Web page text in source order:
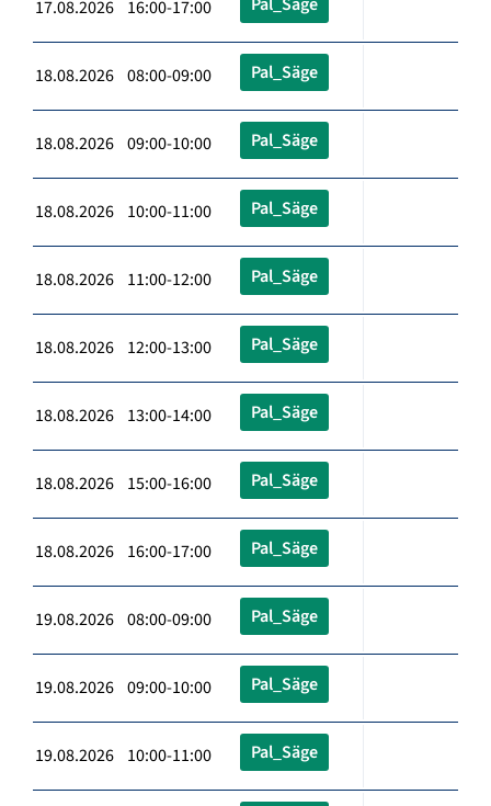
17.08.2026 16:00-17:00
18.08.2026 08:00-09:00 Pal_Säge
18.08.2026 09:00-10:00 Pal_Säge
18.08.2026 10:00-11:00 Pal_Säge
18.08.2026 11:00-12:00 Pal_Säge
18.08.2026 12:00-13:00 Pal_Säge
18.08.2026 13:00-14:00 Pal_Säge
18.08.2026 15:00-16:00 Pal_Säge
18.08.2026 16:00-17:00 Pal_Säge
19.08.2026 08:00-09:00 Pal_Säge
19.08.2026 09:00-10:00 Pal_Säge
19.08.2026 10:00-11:00 Pal_Säge